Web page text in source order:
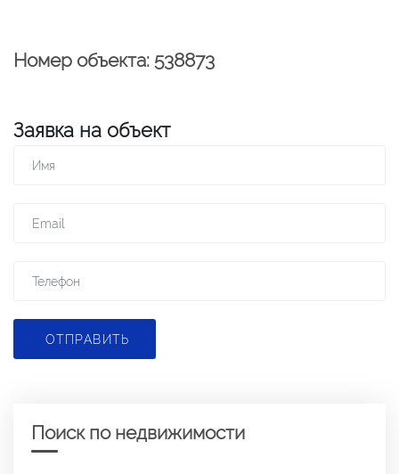
Номер объекта: 538873
Заявка на объект
ОТПРАВИТЬ
Поиск по недвижимости